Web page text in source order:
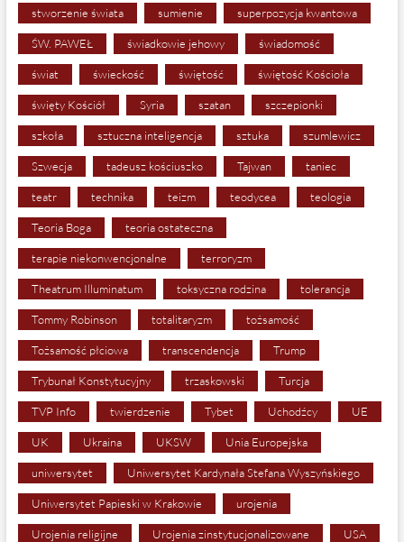
stworzenie świata sumienie superpozycja kwantowa
ŚW. PAWEŁ świadkowie jehowy świadomość
świat świeckość świętość świętość Kościoła
święty Kościół Syria szatan szczepionki
szkoła sztuczna inteligencja sztuka szumlewicz
Szwecja tadeusz kościuszko Tajwan taniec
teatr technika teizm teodycea teologia
Teoria Boga teoria ostateczna
terapie niekonwencjonalne terroryzm
Theatrum Illuminatum toksyczna rodzina tolerancja
Tommy Robinson totalitaryzm tożsamość
Tożsamość płciowa transcendencja Trump
Trybunał Konstytucyjny trzaskowski Turcja
TVP Info twierdzenie Tybet Uchodźcy UE
UK Ukraina UKSW Unia Europejska
uniwersytet Uniwersytet Kardynała Stefana Wyszyńskiego
Uniwersytet Papieski w Krakowie urojenia
Urojenia religijne Urojenia zinstytucjonalizowane USA